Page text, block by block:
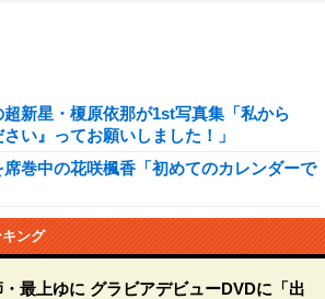
超新星・榎原依那が1st写真集「私から
い』ってお願いしました！」
席巻中の花咲楓香「初めてのカレンダーで
ング
最上ゆに グラビアデビューDVDに「出